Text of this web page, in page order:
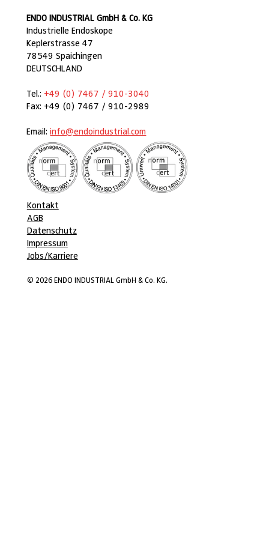
ENDO INDUSTRIAL GmbH & Co. KG
Industrielle Endoskope
Keplerstrasse 47
78549 Spaichingen
DEUTSCHLAND
Tel.: +49 (0) 7467 / 910-3040
Fax: +49 (0) 7467 / 910-2989
Email:info@endoindustrial.com
Kontakt
AGB
Datenschutz
Impressum
Jobs/Karriere
© 2026 ENDO INDUSTRIAL GmbH & Co. KG.